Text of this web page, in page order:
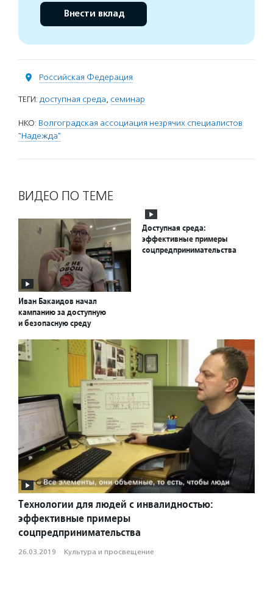
Внести вклад
Российская Федерация
ТЕГИ: доступная среда, семинар
НКО: Волгоградская ассоциация незрячих специалистов
"Надежда"
ВИДЕО ПО ТЕМЕ
Иван Бакаидов начал
кампанию за доступную
и безопасную среду
Доступная среда:
эффективные примеры
соцпредпринимательства
Технологии для людей с инвалидностью:
эффективные примеры
соцпредпринимательства
26.03.2019 · Культура и просвещение